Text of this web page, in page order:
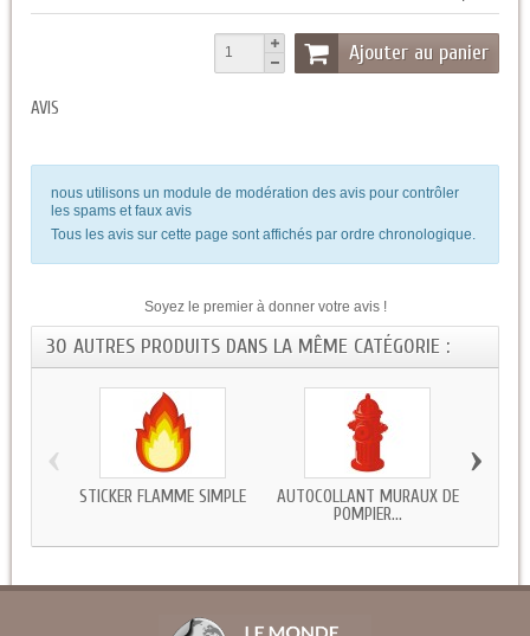
Ajouter au panier
AVIS
nous utilisons un module de modération des avis pour contrôler
les spams et faux avis
Tous les avis sur cette page sont affichés par ordre chronologique.
Soyez le premier à donner votre avis !
30 AUTRES PRODUITS DANS LA MÊME CATÉGORIE :
STICKER FLAMME SIMPLE
AUTOCOLLANT MURAUX DE
POMPIER...
‹ ›